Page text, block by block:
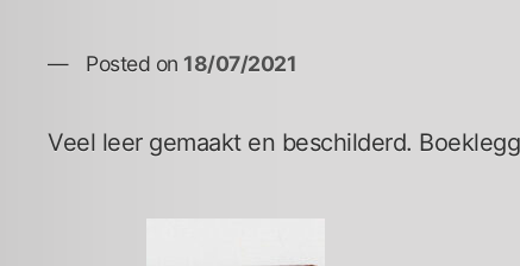
Posted on 18/07/2021
Veel leer gemaakt en beschilderd.